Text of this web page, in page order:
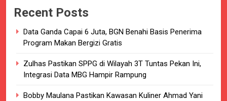
Recent Posts
Data Ganda Capai 6 Juta, BGN Benahi Basis Penerima
Program Makan Bergizi Gratis
Zulhas Pastikan SPPG di Wilayah 3T Tuntas Pekan Ini,
Integrasi Data MBG Hampir Rampung
Bobby Maulana Pastikan Kawasan Kuliner Ahmad Yani